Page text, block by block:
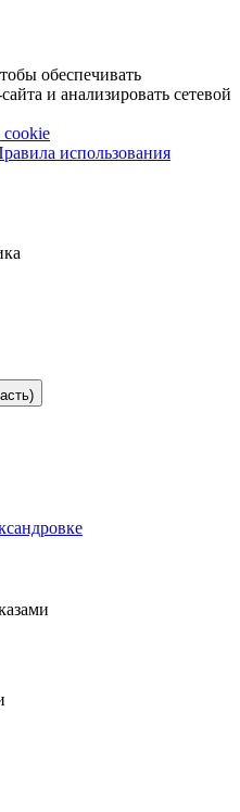
обеспечивать
и анализировать сетевой
cookie
использования